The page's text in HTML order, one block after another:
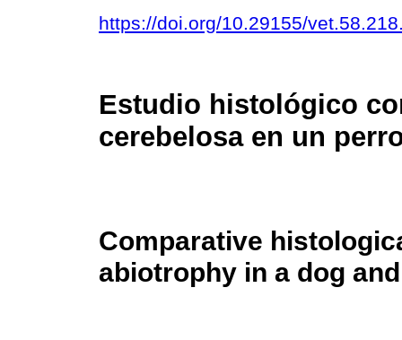
https://doi.org/10.29155/
Estudio histológico
cerebelosa en un
Comparative
abiotrophy in a dog